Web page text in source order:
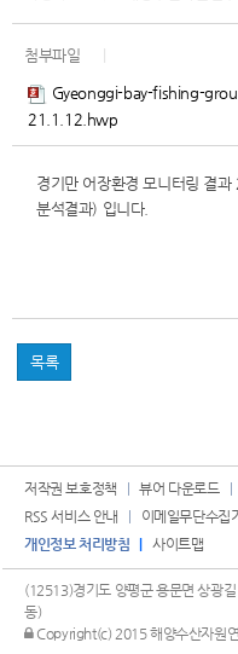
첨부파일
Gyeonggi-bay-fishing-
21.1.12.hwp
경기만 어장환경 모니터링 결
분석결과) 입니다.
목록
저작권 보호정책
뷰어 다운로드
RSS 서비스 안내
이메일무단수집
개인정보 처리방침
사이트맵
(12513)경기도 양평군 용문면 상광
동)
관리자 로그인
Copyright(c) 2015 해양수산자원